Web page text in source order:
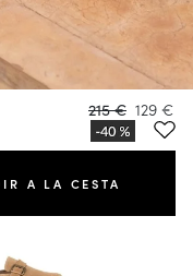
215 € 129 €
A LA CESTA